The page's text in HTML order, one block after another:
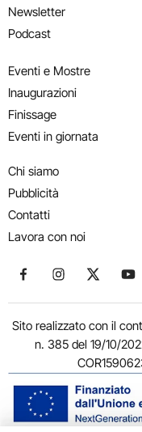
Newsletter
Podcast
Eventi e Mostre
Inaugurazioni
Finissage
Eventi in giornata
Chi siamo
Pubblicità
Contatti
Lavora con noi
Seguici su Facebook
Seguici su
Seguici
Sito realizzato con il
n. 385 del 19/10/